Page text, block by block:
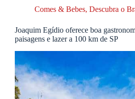
Comes & Bebes, Descubra o
Joaquim Egídio oferece boa
paisagens e lazer a 100 km de SP